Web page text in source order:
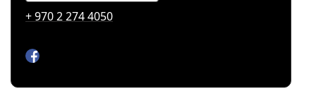
+ 970 2 274 4050